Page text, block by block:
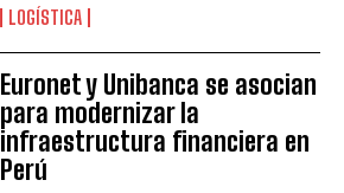
LOGÍSTICA
Euronet y Unibanca se asocian
para modernizar la
infraestructura financiera en
Perú